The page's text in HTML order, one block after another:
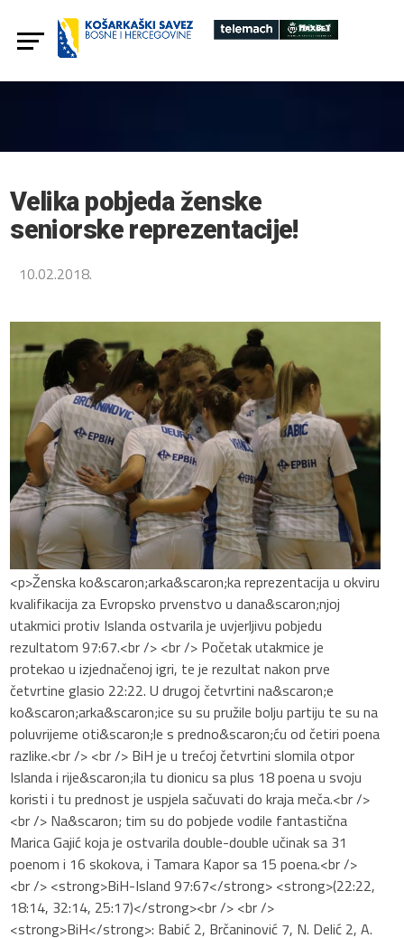
Velika pobjeda ženske
seniorske reprezentacije!
10.02.2018.
<p>Ženska ko&scaron;arka&scaron;ka reprezentacija u okviru
kvalifikacija za Evropsko prvenstvo u dana&scaron;njoj
utakmici protiv Islanda ostvarila je uvjerljivu pobjedu
rezultatom 97:67.<br /> <br /> Početak utakmice je
protekao u izjednačenoj igri, te je rezultat nakon prve
četvrtine glasio 22:22. U drugoj četvrtini na&scaron;e
ko&scaron;arka&scaron;ice su su pružile bolju partiju te su na
poluvrijeme oti&scaron;le s predno&scaron;ću od četiri poena
razlike.<br /> <br /> BiH je u trećoj četvrtini slomila otpor
Islanda i rije&scaron;ila tu dionicu sa plus 18 poena u svoju
koristi i tu prednost je uspjela sačuvati do kraja meča.<br />
<br /> Na&scaron; tim su do pobjede vodile fantastična
Marica Gajić koja je ostvarila double-double učinak sa 31
poenom i 16 skokova, i Tamara Kapor sa 15 poena.<br />
<br /> <strong>BiH-Island 97:67</strong> <strong>(22:22,
18:14, 32:14, 25:17)</strong><br /> <br />
<strong>BiH</strong>: Babić 2, Brčaninović 7, N. Delić 2, A.